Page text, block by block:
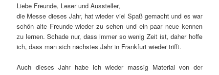
Liebe Freunde, Leser und Aussteller,
die Messe dieses Jahr, hat wieder viel Spaß gemacht und es war
schön alte Freunde wieder zu sehen und ein paar neue kennen
zu lernen. Schade nur, dass immer so wenig Zeit ist, daher hoffe
ich, dass man sich nächstes Jahr in Frankfurt wieder trifft.
Auch dieses Jahr habe ich wieder massig Material von der